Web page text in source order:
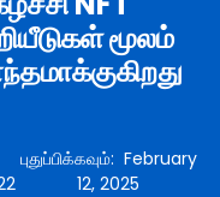
மூலம்
புதுப்பிக்கவும்: February
12, 2025